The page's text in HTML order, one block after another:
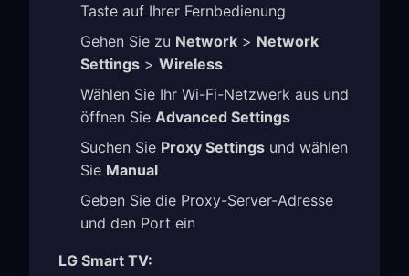
Taste auf Ihrer Fernbedienung
Gehen Sie zu Network > Network
Settings > Wireless
Wählen Sie Ihr Wi-Fi-Netzwerk aus und
öffnen Sie Advanced Settings
Suchen Sie Proxy Settings und wählen
Sie Manual
Geben Sie die Proxy-Server-Adresse
und den Port ein
LG Smart TV: